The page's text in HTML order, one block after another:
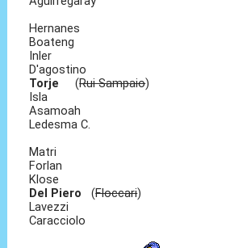
Hernanes
Boateng
Inler
D'agostino
Torje(Rui Sampaio)
Isla
Asamoah
Ledesma C.
Matri
Forlan
Klose
Del Piero (Floccari)
Lavezzi
Caracciolo